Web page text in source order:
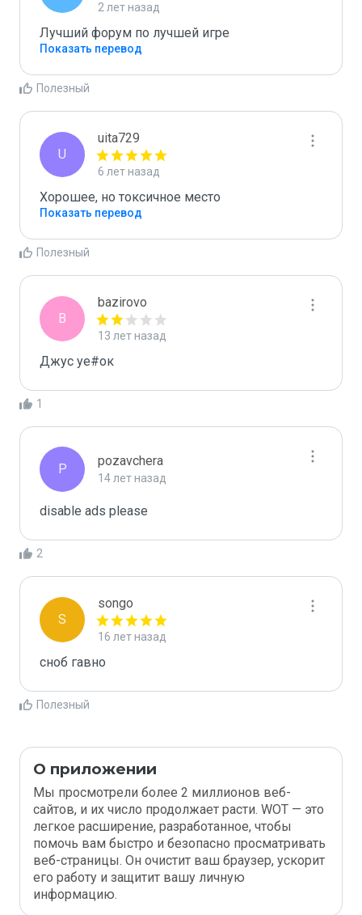
2 лет назад
Лучший форум по лучшей игре
Показать перевод
Полезный
U
uita729
6 лет назад
Хорошее, но токсичное место
Показать перевод
Полезный
B
bazirovo
13 лет назад
Джус уе#ок
1
P
pozavchera
14 лет назад
disable ads please
2
S
songo
16 лет назад
сноб гавно
Полезный
О приложении
Мы просмотрели более 2 миллионов веб-
сайтов, и их число продолжает расти. WOT — это
легкое расширение, разработанное, чтобы
помочь вам быстро и безопасно просматривать
веб-страницы. Он очистит ваш браузер, ускорит
его работу и защитит вашу личную
информацию.